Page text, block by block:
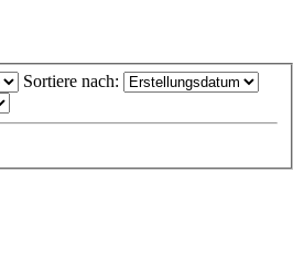
Sortiere nach: